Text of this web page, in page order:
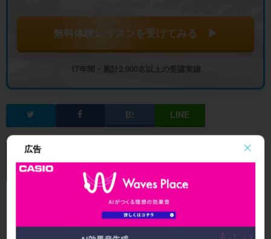
広告
無料体験レッスンを受けてみる ▶
17年間・累計2,000名以上の受講実績
新着記事一覧 全記事を見る
ニュース
ト